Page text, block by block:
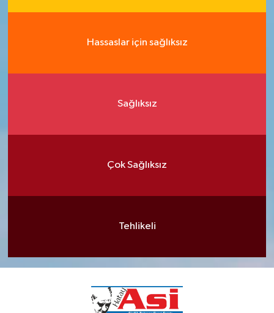
Hassaslar için sağlıksız
Sağlıksız
Çok Sağlıksız
Tehlikeli